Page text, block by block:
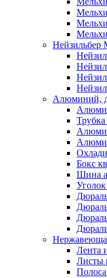
Нейзильбер
Алюминий,
Бокс
Шина
Лента
Листы